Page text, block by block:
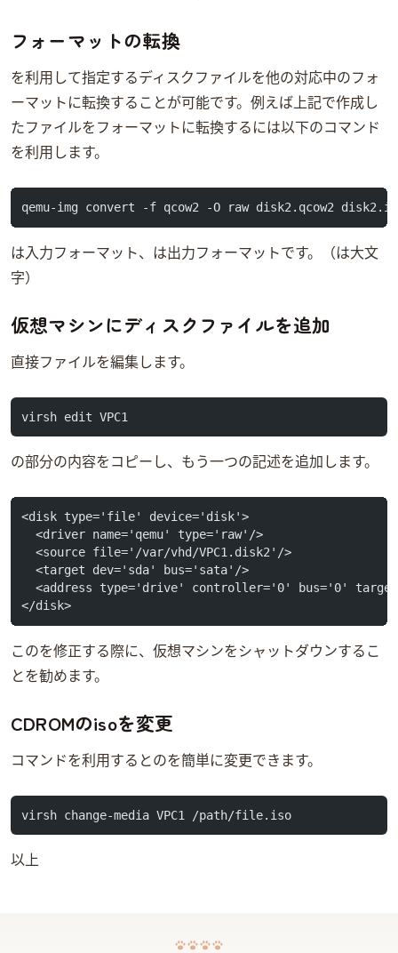
フォーマットの転換
qemu-img convertを利用して指定するディスクファイルを他の対応中のフォ
ーマットに転換することが可能です。例えば上記で作成し
たqcow2ファイルをrawフォーマットに転換するには以下のコマンド
を利用します。
qemu-img convert -f qcow2 -O raw disk2.qcow2
-fは入力フォーマット、-Oは出力フォーマットです。（Oは大文
字）
仮想マシンにディスクファイルを追加
直接XMLファイルを編集します。
virsh edit VPC1
diskの部分のXML内容をコピーし、もう一つdiskの記述を追加します。
<disk type='file' device='disk'>
  <driver name='qemu' type='raw'/>
  <source file='/var/vhd/VPC1.disk2'/>
  <target dev='sda' bus='sata'/>
<address type='drive' controller='0' bus='0'
</disk>
このXMLを修正する際に、仮想マシンをシャットダウンするこ
とを勧めます。
CDROMのisoを変更
コマンドvirsh change-mediaを利用するとcdromのisoを簡単に変更できます。
virsh change-media VPC1 /path/file.iso
以上